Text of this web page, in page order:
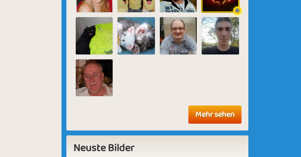
Mehr sehen
Neuste Bilder